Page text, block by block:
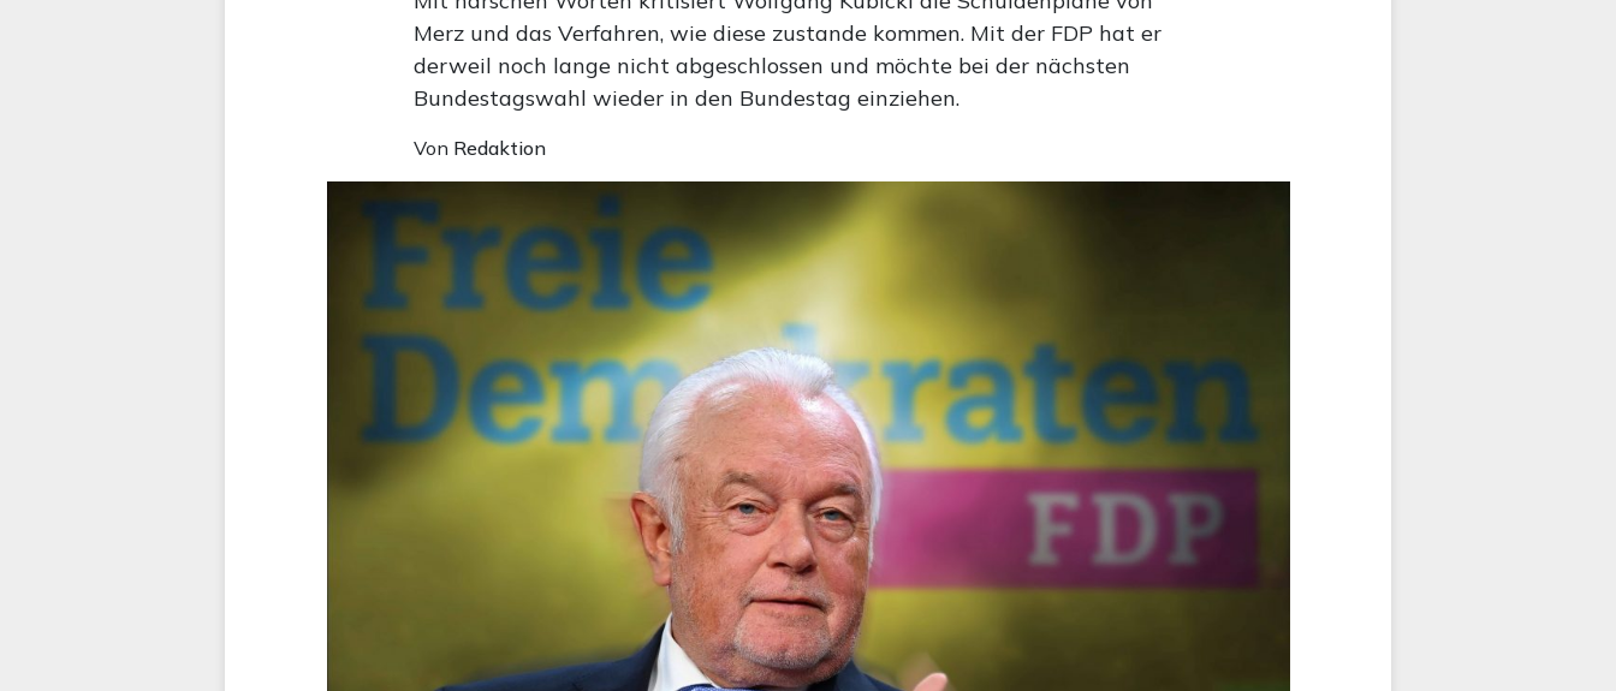
Merz und das Verfahren, wie diese zustande kommen. Mit der FDP hat er
derweil noch lange nicht abgeschlossen und möchte bei der nächsten
Bundestagswahl wieder in den Bundestag einziehen.
Von Redaktion